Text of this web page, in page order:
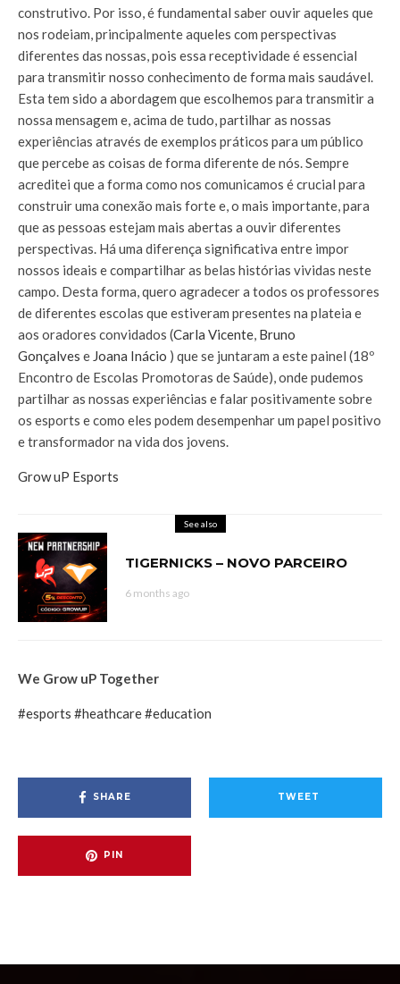
construtivo. Por isso, é fundamental saber ouvir aqueles que
nos rodeiam, principalmente aqueles com perspectivas
diferentes das nossas, pois essa receptividade é essencial
para transmitir nosso conhecimento de forma mais saudável.
Esta tem sido a abordagem que escolhemos para transmitir a
nossa mensagem e, acima de tudo, partilhar as nossas
experiências através de exemplos práticos para um público
que percebe as coisas de forma diferente de nós. Sempre
acreditei que a forma como nos comunicamos é crucial para
construir uma conexão mais forte e, o mais importante, para
que as pessoas estejam mais abertas a ouvir diferentes
perspectivas. Há uma diferença significativa entre impor
nossos ideais e compartilhar as belas histórias vividas neste
campo. Desta forma, quero agradecer a todos os professores
de diferentes escolas que estiveram presentes na plateia e
aos oradores convidados (Carla Vicente, Bruno
Gonçalves e Joana Inácio ) que se juntaram a este painel (18º
Encontro de Escolas Promotoras de Saúde), onde pudemos
partilhar as nossas experiências e falar positivamente sobre
os esports e como eles podem desempenhar um papel positivo
e transformador na vida dos jovens.
Grow uP Esports
See also
TIGERNICKS – NOVO PARCEIRO
6 months ago
We Grow uP Together
#esports #heathcare#education
SHARE TWEET
PIN